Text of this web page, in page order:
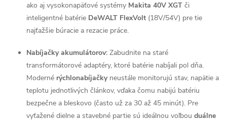
ako aj vysokonapäťové systémy Makita 40V XGT či
inteligentné batérie DeWALT FlexVolt (18V/54V) pre tie
najťažšie búracie a rezacie práce.
Nabíjačky akumulátorov: Zabudnite na staré
transformátorové adaptéry, ktoré batérie nabíjali pol dňa.
Moderné rýchlonabíjačkyneustále monitorujú stav, napätie a
teplotu jednotlivých článkov, vďaka čomu nabijú batériu
bezpečne a bleskovo (často už za 30 až 45 minút). Pre
vyťažené dielne a stavebné partie sú ideálnou voľbou duálne